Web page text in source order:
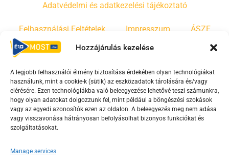
Hozzájárulás kezelése
A legjobb felhasználói élmény biztosítása érdekében olyan technológiákat
használunk, mint a cookie-k (sütik) az eszközadatok tárolására és/vagy
elérésére. Ezen technológiákba való beleegyezése lehetővé teszi számunkra,
hogy olyan adatokat dolgozzunk fel, mint például a böngészési szokások
vagy az egyedi azonosítók ezen az oldalon. A beleegyezés meg nem adása
vagy visszavonása hátrányosan befolyásolhat bizonyos funkciókat és
szolgáltatásokat.
Manage services
Adatvédelmi és adatkezelési tájékoztató
Felhasználási Feltételek Impresszum ÁSZF
Irányelvek Moderálási szabályzat
F
a
c
e
o
Y
o
u
t
b
T
i
k